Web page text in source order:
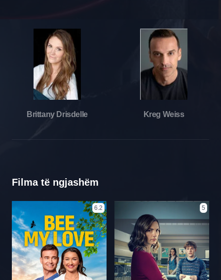
Brittany Drisdelle Kreg Weiss
Filma të ngjashëm
6.2 5